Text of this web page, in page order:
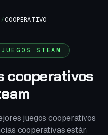
/COOPERATIVO
STEAM
cooperativos
juegos cooperativos
cooperativas están